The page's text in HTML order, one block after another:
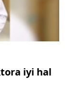
iyi hal